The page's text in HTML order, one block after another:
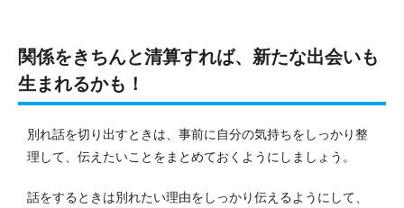
関係をきちんと清算すれば、新たな出会いも
生まれるかも！
別れ話を切り出すときは、事前に自分の気持ちをしっかり整
理して、伝えたいことをまとめておくようにしましょう。
話をするときは別れたい理由をしっかり伝えるようにして、